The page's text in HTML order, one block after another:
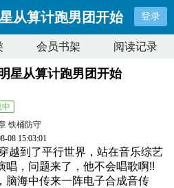
从算计跑男团开始 登录
会员书架 阅读记录
星从算计跑男团开始
中
铁桶防守
08 15:03:01
越到了平行世界，站在音乐综艺
唱，问题来了，他不会唱歌啊!!
脑海中传来一阵电子合成音传